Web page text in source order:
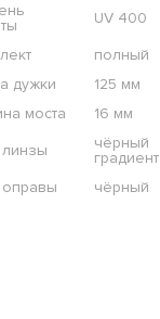
UV 400
полный
дужки
125 мм
моста
16 мм
чёрный
градиент
оправы
чёрный